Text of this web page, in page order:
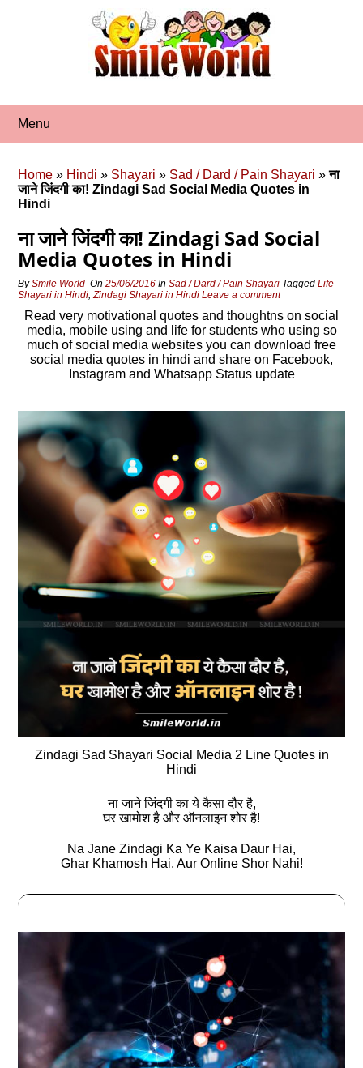
Menu
Home » Hindi » Shayari » Sad / Dard / Pain Shayari »ना
जाने जिंदगी का! Zindagi Sad Social Media Quotes in
Hindi
ना जाने जिंदगी का! Zindagi Sad Social
Media Quotes in Hindi
BySmile World On25/06/2016 InSad / Dard / Pain Shayari TaggedLife
Shayari in Hindi,Zindagi Shayari in Hindi Leave a comment
Read very motivational quotes and thoughtns on social
media, mobile using and life for students who using so
much of social media websites you can download free
social media quotes in hindi and share on Facebook,
Instagram and Whatsapp Status update
Zindagi Sad Shayari Social Media 2 Line Quotes in
Hindi
ना जाने जिंदगी का ये कैसा दौर है,
घर खामोश है और ऑनलाइन शोर है!
Na Jane Zindagi Ka Ye Kaisa Daur Hai,
Ghar Khamosh Hai, Aur Online Shor Nahi!